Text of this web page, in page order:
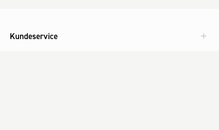
Kundeservice